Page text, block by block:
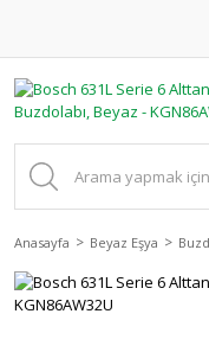
Anasayfa Beyaz Eşya